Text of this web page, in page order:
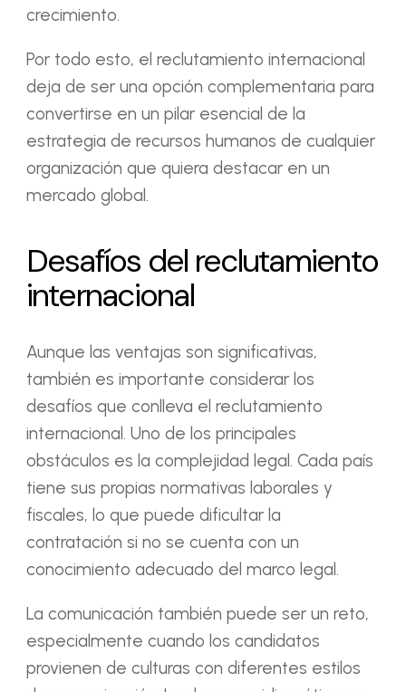
crecimiento.
Por todo esto, el reclutamiento internacional
deja de ser una opción complementaria para
convertirse en un pilar esencial de la
estrategia de recursos humanos de cualquier
organización que quiera destacar en un
mercado global.
Desafíos del reclutamiento
internacional
Aunque las ventajas son significativas,
también es importante considerar los
desafíos que conlleva el reclutamiento
internacional. Uno de los principales
obstáculos es la complejidad legal. Cada país
tiene sus propias normativas laborales y
fiscales, lo que puede dificultar la
contratación si no se cuenta con un
conocimiento adecuado del marco legal.
La comunicación también puede ser un reto,
especialmente cuando los candidatos
provienen de culturas con diferentes estilos